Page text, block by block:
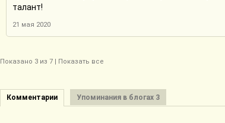
талант!
21 мая 2020
Показано 3 из 7 | Показать все
Комментарии Упоминания в блогах 3